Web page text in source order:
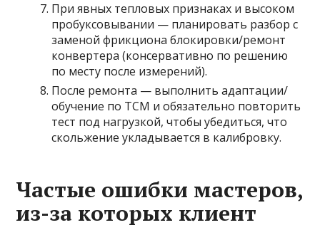
При явных тепловых признаках и высоком
пробуксовывании — планировать разбор с
заменой фрикциона блокировки/ремонт
конвертера (консервативно по решению
по месту после измерений).
После ремонта — выполнить адаптации/
обучение по TCM и обязательно повторить
тест под нагрузкой, чтобы убедиться, что
скольжение укладывается в калибровку.
Частые ошибки мастеров,
из-за которых клиент